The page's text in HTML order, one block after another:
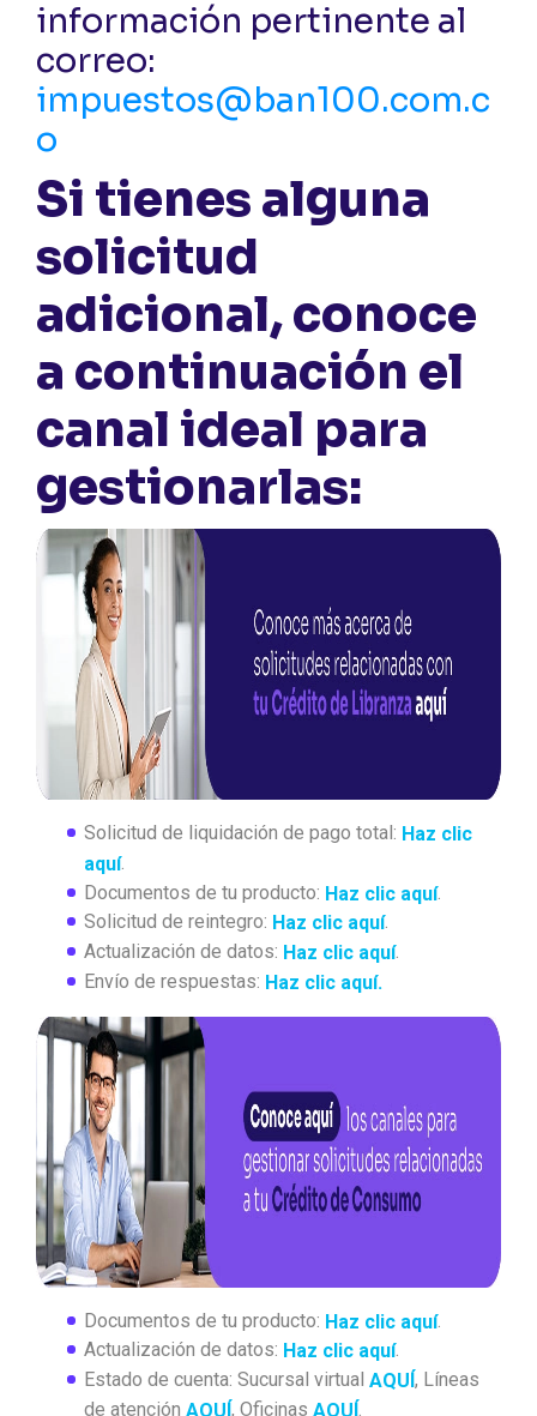
información pertinente al
correo:
impuestos@ban100.com.c
o
Si tienes alguna
solicitud
adicional, conoce
a continuación el
canal ideal para
gestionarlas:
Solicitud de liquidación de pago total: Haz clic
aquí.
Documentos de tu producto: Haz clic aquí.
Solicitud de reintegro: Haz clic aquí.
Actualización de datos: Haz clic aquí.
Envío de respuestas: Haz clic aquí.
Documentos de tu producto: Haz clic aquí.
Actualización de datos: Haz clic aquí.
Estado de cuenta: Sucursal virtual AQUÍ, Líneas
de atención AQUÍ, Oficinas AQUÍ.